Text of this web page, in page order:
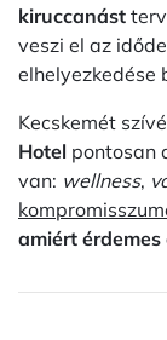
kiruccanást
veszi el az
elhelyezkedése
Kecskemét
Hotel pontosan
van: wellness,
amiért